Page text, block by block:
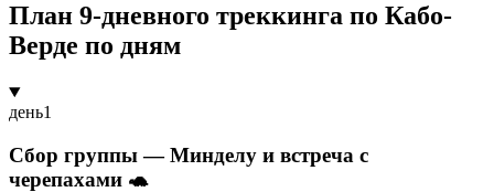
План 9-дневного треккинга по Кабо-
Верде по дням
день1
Сбор группы — Минделу и встреча с
черепахами 🐢